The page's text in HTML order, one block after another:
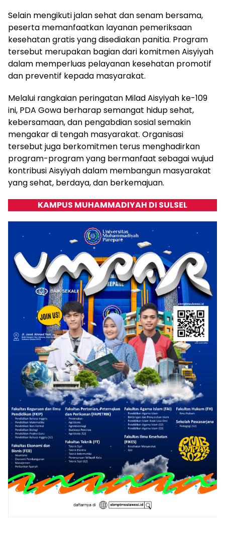
Selain mengikuti jalan sehat dan senam bersama,
peserta memanfaatkan layanan pemeriksaan
kesehatan gratis yang disediakan panitia. Program
tersebut merupakan bagian dari komitmen Aisyiyah
dalam memperluas pelayanan kesehatan promotif
dan preventif kepada masyarakat.
Melalui rangkaian peringatan Milad Aisyiyah ke-109
ini, PDA Gowa berharap semangat hidup sehat,
kebersamaan, dan pengabdian sosial semakin
mengakar di tengah masyarakat. Organisasi
tersebut juga berkomitmen terus menghadirkan
program-program yang bermanfaat sebagai wujud
kontribusi Aisyiyah dalam membangun masyarakat
yang sehat, berdaya, dan berkemajuan.
KAMPUS MUHAMMADIYAH DI SULSEL